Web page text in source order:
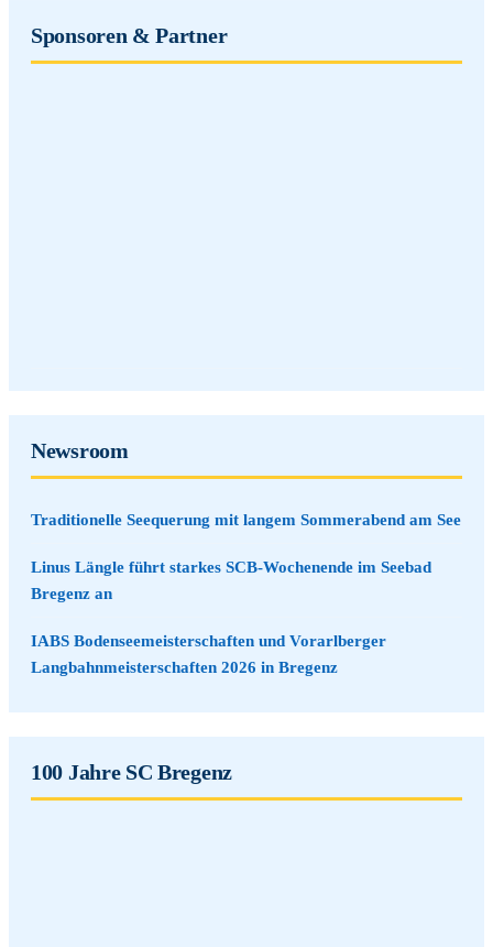
Sponsoren & Partner
Newsroom
Traditionelle Seequerung mit langem Sommerabend am See
Linus Längle führt starkes SCB-Wochenende im Seebad
Bregenz an
IABS Bodenseemeisterschaften und Vorarlberger
Langbahnmeisterschaften 2026 in Bregenz
100 Jahre SC Bregenz